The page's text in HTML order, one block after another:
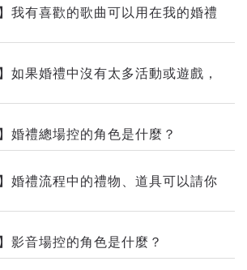
我有喜歡的歌曲可以用在我的婚禮
如果婚禮中沒有太多活動或遊戲，
婚禮總場控的角色是什麼？
婚禮流程中的禮物、道具可以請你
影音場控的角色是什麼？